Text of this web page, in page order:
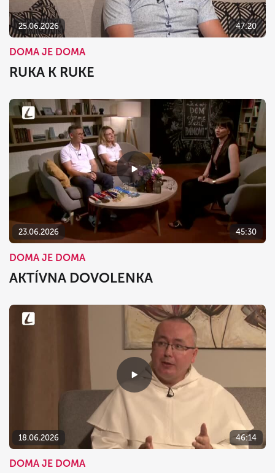
25.06.2026 47:20
DOMA JE DOMA
RUKA K RUKE
23.06.2026 45:30
DOMA JE DOMA
AKTÍVNA DOVOLENKA
18.06.2026 46:14
DOMA JE DOMA